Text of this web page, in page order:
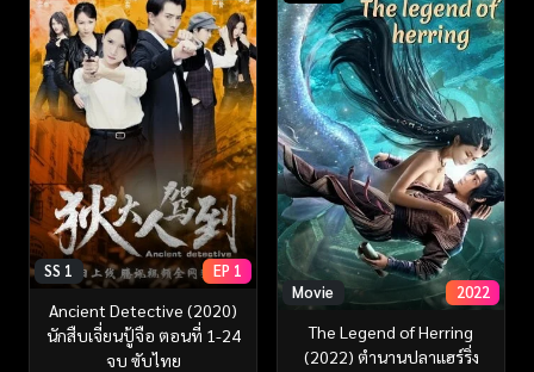
SS 1 EP 1
Ancient Detective (2020)
นักสืบเจี่ยนปู้จือ ตอนที่ 1-24
จบ ซับไทย
Movie 2022
The Legend of Herring
(2022) ตำนานปลาแฮร์ริ่ง